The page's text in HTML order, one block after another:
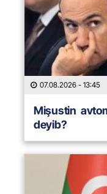
07.08.2026 - 13:45
Mişustin
deyib?